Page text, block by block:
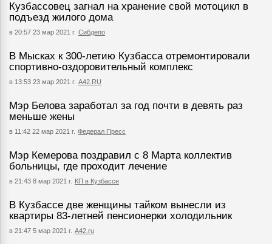
Кузбассовец загнал на хранение свой мотоцикл в
подъезд жилого дома
в 20:57 23 мар 2021 г. Сибдепо
В Мысках к 300-летию Кузбасса отремонтировали
спортивно-оздоровительный комплекс
в 13:53 23 мар 2021 г. А42.RU
Мэр Белова заработал за год почти в девять раз
меньше жены
в 11:42 22 мар 2021 г. Федерал Пресс
Мэр Кемерова поздравил с 8 Марта коллектив
больницы, где проходит лечение
в 21:43 8 мар 2021 г. КП в Кузбассе
В Кузбассе две женщины тайком вынесли из
квартиры 83-летней пенсионерки холодильник
в 21:47 5 мар 2021 г. А42.ru